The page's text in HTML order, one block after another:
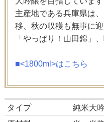
主産地である兵庫県は
移、秋の収穫も無事に迎
「やっぱり！山田錦」
■<1800ml>はこちら
タイプ
純米大